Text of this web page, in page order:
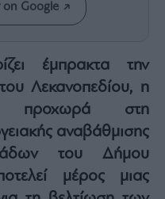
on Google
έμπρακτα την
Λεκανοπεδίου, η
στη
αναβάθμισης
του Δήμου
μέρος μιας